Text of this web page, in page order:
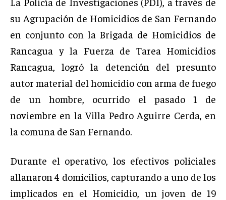
su Agrupación de Homicidios de San Fernando
en conjunto con la Brigada de Homicidios de
Rancagua y la Fuerza de Tarea Homicidios
Rancagua, logró la detención del presunto
autor material del homicidio con arma de fuego
de un hombre, ocurrido el pasado 1 de
noviembre en la Villa Pedro Aguirre Cerda, en
la comuna de San Fernando.
Durante el operativo, los efectivos policiales
allanaron 4 domicilios, capturando a uno de los
implicados en el Homicidio, un joven de 19